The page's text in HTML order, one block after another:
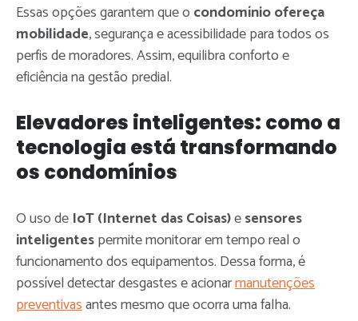
Essas opções garantem que o condomínio ofereça
mobilidade, segurança e acessibilidade para todos os
perfis de moradores. Assim, equilibra conforto e
eficiência na gestão predial.
Elevadores inteligentes: como a
tecnologia está transformando
os condomínios
O uso de IoT (Internet das Coisas)esensores
inteligentespermite monitorar em tempo real o
funcionamento dos equipamentos. Dessa forma, é
possível detectar desgastes e acionarmanutenções
preventivasantes mesmo que ocorra uma falha.